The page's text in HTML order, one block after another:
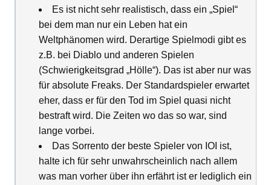
Es ist nicht sehr realistisch, dass ein „Spiel“
bei dem man nur ein Leben hat ein
Weltphänomen wird. Derartige Spielmodi gibt es
z.B. bei Diablo und anderen Spielen
(Schwierigkeitsgrad „Hölle“). Das ist aber nur was
für absolute Freaks. Der Standardspieler erwartet
eher, dass er für den Tod im Spiel quasi nicht
bestraft wird. Die Zeiten wo das so war, sind
lange vorbei.
Das Sorrento der beste Spieler von IOI ist,
halte ich für sehr unwahrscheinlich nach allem
was man vorher über ihn erfährt ist er lediglich ein